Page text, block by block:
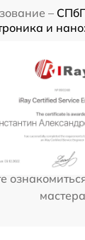
–
и
мастера